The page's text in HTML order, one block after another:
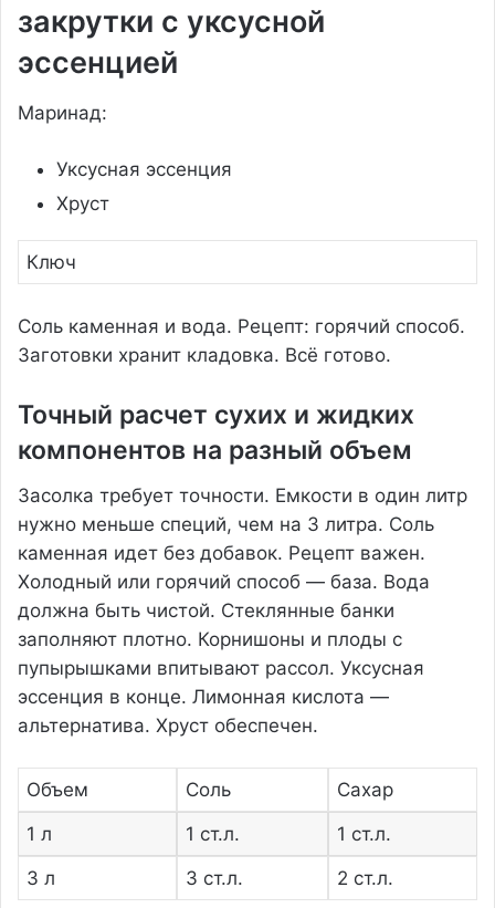
закрутки с уксусной
эссенцией
Маринад:
Уксусная эссенция
Хруст
Ключ
Соль каменная и вода. Рецепт: горячий способ.
Заготовки хранит кладовка. Всё готово.
Точный расчет сухих и жидких
компонентов на разный объем
Засолка требует точности. Емкости в один литр
нужно меньше специй, чем на 3 литра. Соль
каменная идет без добавок. Рецепт важен.
Холодный или горячий способ — база. Вода
должна быть чистой. Стеклянные банки
заполняют плотно. Корнишоны и плоды с
пупырышками впитывают рассол. Уксусная
эссенция в конце. Лимонная кислота —
альтернатива. Хруст обеспечен.
Объем Соль
Сахар
1 л
1 ст.л.
1 ст.л.
3 л
3 ст.л. 2 ст.л.